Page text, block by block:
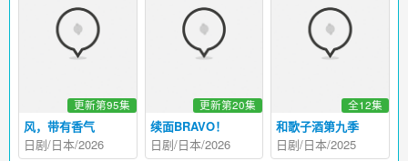
风，带有香气
更新第95集
日剧/日本/2026
续面BRAVO！
更新第20集
日剧/日本/2026
和歌子酒第九季
全12集
日剧/日本/2025